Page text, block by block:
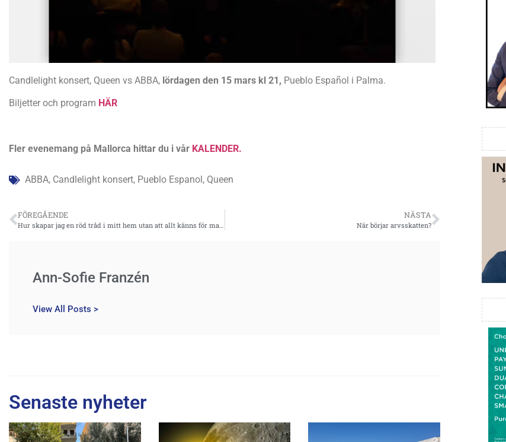
Candlelight konsert, Queen vs ABBA, lördagen den 15 mars kl 21, Pueblo Español i Palma.
Biljetter och program HÄR
Fler evenemang på Mallorca hittar du i vår KALENDER.
ABBA, Candlelight konsert, Pueblo Espanol, Queen
FÖREGÅENDE
Hur skapar jag en röd tråd i mitt hem utan att allt känns för matchat?
NÄSTA
När börjar arvsskatten?
Ann-Sofie Franzén
View All Posts >
Senaste nyheter